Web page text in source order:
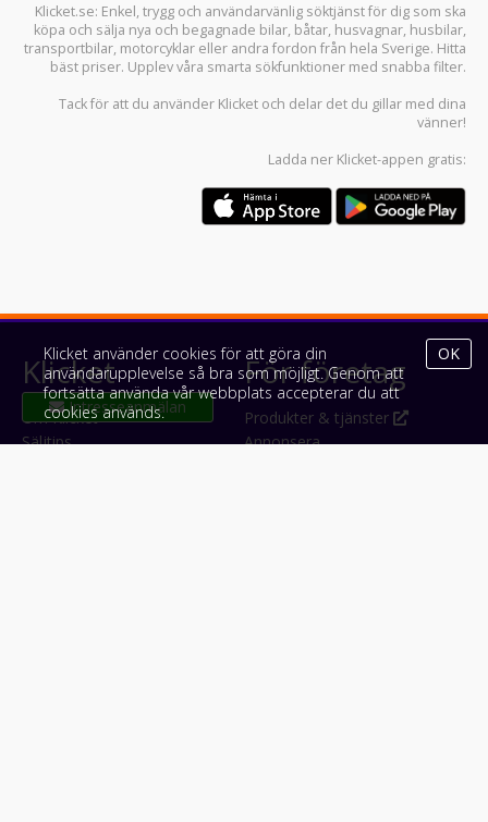
Klicket.se: Enkel, trygg och användarvänlig söktjänst för dig som ska
köpa och sälja nya och begagnade bilar, båtar, husvagnar, husbilar,
transportbilar, motorcyklar eller andra fordon från hela Sverige. Hitta
bäst priser. Upplev våra smarta sökfunktioner med snabba filter.
Tack för att du använder Klicket och delar det du gillar med dina
vänner!
Ladda ner Klicket-appen gratis:
Klicket
Om Klicket
Säljtips
För företag
Produkter & tjänster
Annonsera
Klicket använder cookies för att göra din
användarupplevelse så bra som möjligt. Genom att
fortsätta använda vår webbplats accepterar du att
cookies används.
OK